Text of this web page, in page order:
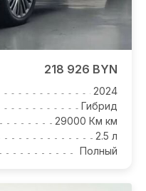
218 926 BYN
2024
Гибрид
29000 Км км
2.5 л
Полный